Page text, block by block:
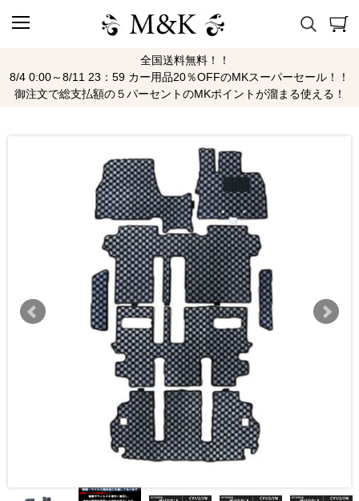
全国送料無料！！
8/4 0:00～8/11 23：59 カー用品20％OFFのMKスーパーセール！！
御注文で総支払額の５パーセントのMKポイントが溜まる使える！